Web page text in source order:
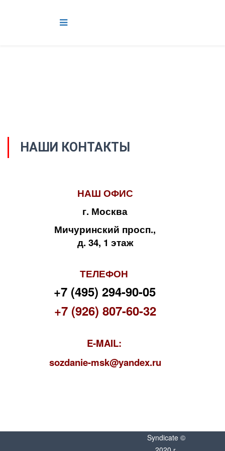
НАШИ КОНТАКТЫ
НАШ ОФИС
г. Москва
Мичуринский просп.,
д. 34, 1 этаж
ТЕЛЕФОН
+7 (495) 294-90-05
+7 (926) 807-60-32
E-MAIL:
sozdanie-msk@yandex.ru
Syndicate ©